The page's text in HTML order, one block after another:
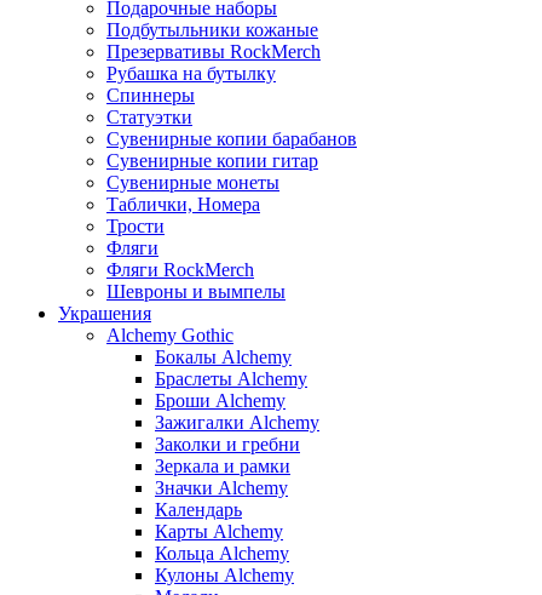
Подарочные наборы
Подбутыльники кожаные
Презервативы RockMerch
Рубашка на бутылку
Спиннеры
Статуэтки
Сувенирные копии барабанов
Сувенирные копии гитар
Сувенирные монеты
Таблички, Номера
Трости
Фляги
Фляги RockMerch
Шевроны и вымпелы
Украшения
Alchemy Gothic
Бокалы Alchemy
Браслеты Alchemy
Броши Alchemy
Зажигалки Alchemy
Заколки и гребни
Зеркала и рамки
Значки Alchemy
Календарь
Карты Alchemy
Кольца Alchemy
Кулоны Alchemy